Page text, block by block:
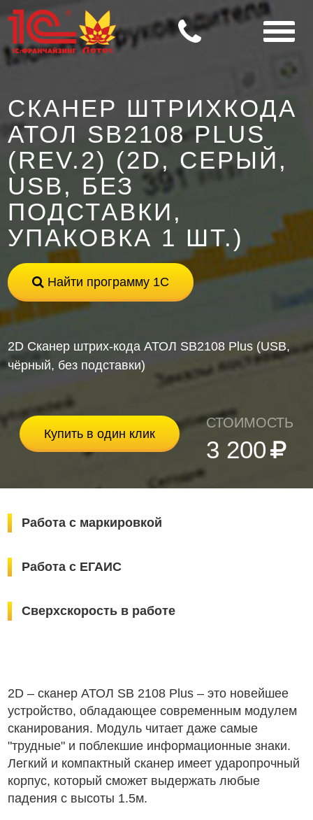
СКАНЕР ШТРИХКОДА
АТОЛ SB2108 PLUS
(REV.2) (2D, СЕРЫЙ,
USB, БЕЗ
ПОДСТАВКИ,
УПАКОВКА 1 ШТ.)
Найти программу 1С
2D Сканер штрих-кода АТОЛ SB2108 Plus (USB,
чёрный, без подставки)
Купить в один клик
СТОИМОСТЬ
3 200
Работа с маркировкой
Работа с ЕГАИС
Сверхскорость в работе
2D – сканер АТОЛ SB 2108 Plus – это новейшее
устройство, обладающее современным модулем
сканирования. Модуль читает даже самые
"трудные" и поблекшие информационные знаки.
Легкий и компактный сканер имеет ударопрочный
корпус, который сможет выдержать любые
падения с высоты 1.5м.